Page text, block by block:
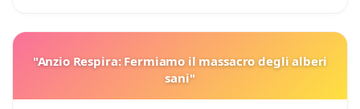
"Anzio Respira: Fermiamo il massacro degli alberi
sani"